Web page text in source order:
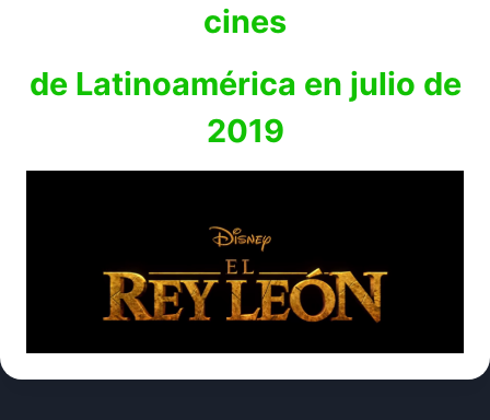
cines
de Latinoamérica en julio de
2019